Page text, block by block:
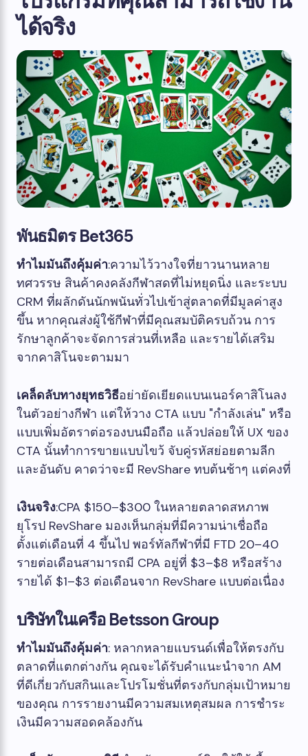
ได้จริง
พันธมิตร Bet365
ทำไมมันถึงคุ้มค่า:ความไว้วางใจที่ยาวนานหลาย
ทศวรรษ สินค้าคงคลังกีฬาสดที่ไม่หยุดนิ่ง และระบบ
CRM ที่ผลักดันนักพนันทั่วไปเข้าสู่ตลาดที่มีมูลค่าสูง
ขึ้น หากคุณส่งผู้ใช้กีฬาที่มีคุณสมบัติครบถ้วน การ
รักษาลูกค้าจะจัดการส่วนที่เหลือ และรายได้เสริม
จากคาสิโนจะตามมา
เคล็ดลับทางยุทธวิธีอย่ายัดเยียดแบนเนอร์คาสิโนลง
ในตัวอย่างกีฬา แต่ให้วาง CTA แบบ "กำลังเล่น" หรือ
แบบเพิ่มอัตราต่อรองบนมือถือ แล้วปล่อยให้ UX ของ
CTA นั้นทำการขายแบบไขว้ จับคู่รหัสย่อยตามลีก
และอันดับ คาดว่าจะมี RevShare ทบต้นช้าๆ แต่คงที่
เงินจริง:CPA $150–$300 ในหลายตลาดสหภาพ
ยุโรป RevShare มองเห็นกลุ่มที่มีความน่าเชื่อถือ
ตั้งแต่เดือนที่ 4 ขึ้นไป พอร์ทัลกีฬาที่มี FTD 20–40
รายต่อเดือนสามารถมี CPA อยู่ที่ $3–$8 หรือสร้าง
รายได้ $1–$3 ต่อเดือนจาก RevShare แบบต่อเนื่อง
บริษัทในเครือ Betsson Group
ทำไมมันถึงคุ้มค่า: หลากหลายแบรนด์เพื่อให้ตรงกับ
ตลาดที่แตกต่างกัน คุณจะได้รับคำแนะนำจาก AM
ที่ดีเกี่ยวกับสกินและโปรโมชั่นที่ตรงกับกลุ่มเป้าหมาย
ของคุณ การรายงานมีความสมเหตุสมผล การชำระ
เงินมีความสอดคล้องกัน